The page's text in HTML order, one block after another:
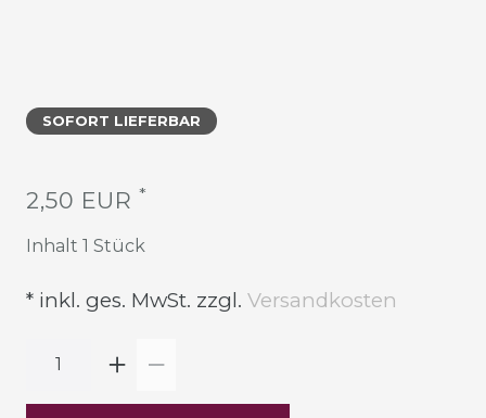
SOFORT LIEFERBAR
2,50 EUR *
Inhalt 1 Stück
* inkl. ges. MwSt. zzgl. Versandkosten